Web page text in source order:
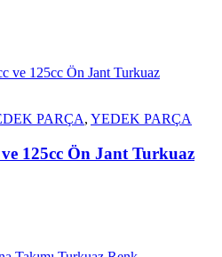
PARÇA, YEDEK PARÇA
125cc Ön Jant Turkuaz